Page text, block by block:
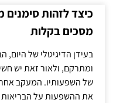
כיצד לזהות
מסכים בקלות
בעידן הדיגיטלי של היום,
ומתרקם, ולאור זאת יש
של השפעותיו. המעקב אחר
את ההשפעות על הבריאות